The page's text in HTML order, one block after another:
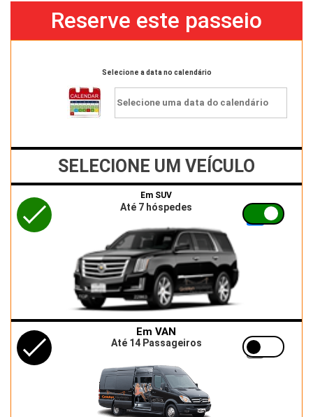
Reserve este passeio
Selecione a data no calendário
SELECIONE UM VEÍCULO
Em SUV
Até 7 hóspedes
Em VAN
Até 14 Passageiros